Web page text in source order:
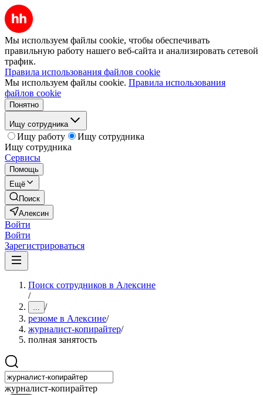
Мы используем файлы cookie, чтобы обеспечивать
правильную работу нашего веб-сайта и анализировать сетевой
трафик.
Правила использования файлов cookie
Мы используем файлы cookie. Правила использования
файлов cookie
Понятно
Ищу сотрудника
Ищу работу
Ищу сотрудника
Ищу сотрудника
Сервисы
Помощь
Ещё
Поиск
Алексин
Войти
Войти
Зарегистрироваться
Поиск сотрудников в Алексине
/
... /
резюме в Алексине/
журналист-копирайтер/
полная занятость
журналист-копирайтер